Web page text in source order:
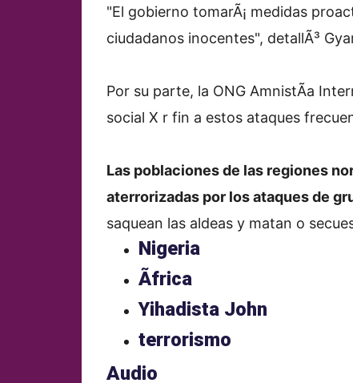
"El gobierno tomarÃ¡ medidas
ciudadanos inocentes", detallÃ³
Por su parte, la ONG AmnistÃ­a
social X r fin a estos ataques
Las poblaciones de las regiones
aterrorizadas por los ataques de
saquean las aldeas y matan o
Nigeria
Ãfrica
Yihadista John
terrorismo
Audio